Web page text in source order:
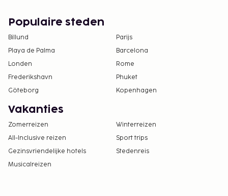
Populaire steden
Billund
Parijs
Playa de Palma
Barcelona
Londen
Rome
Frederikshavn
Phuket
Göteborg
Kopenhagen
Vakanties
Zomerreizen
Winterreizen
All-Inclusive reizen
Sport trips
Gezinsvriendelijke hotels
Stedenreis
Musicalreizen